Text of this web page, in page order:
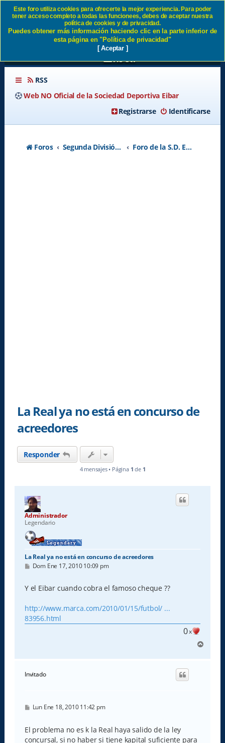
La Real ya no está en
concurso de acreedores SD
Eibar
RSS
Web NO Oficial de la Sociedad Deportiva Eibar
Identificarse
Registrarse
Foros Segunda División A - Temporada 2026-2027 Foro de la S.D. Eibar
La Real ya no está en concurso de
acreedores
Responder
4 mensajes • Página 1 de 1
Administrador
Legendario
La Real ya no está en concurso de acreedores
M
s
a
e
Dom Ene 17, 2010 10:09 pm
Y el Eibar cuando cobra el famoso cheque ??
http://www.marca.com/2010/01/15/futbol/ ...
83956.html
0x
r
Invitado
M
s
a
Lun Ene 18, 2010 11:42 pm
El problema no es k la Real haya salido de la ley
concursal, si no haber si tiene kapital suficiente para
Este foro utiliza cookies para ofrecerte la mejor experiencia. Para poder
tener acceso completo a todas las funcionees, debes de aceptar nuestra
política de cookies y de privacidad.
Puedes obtener más información haciendo clic en la parte inferior de
esta página en "Política de privacidad"
[ Aceptar ]